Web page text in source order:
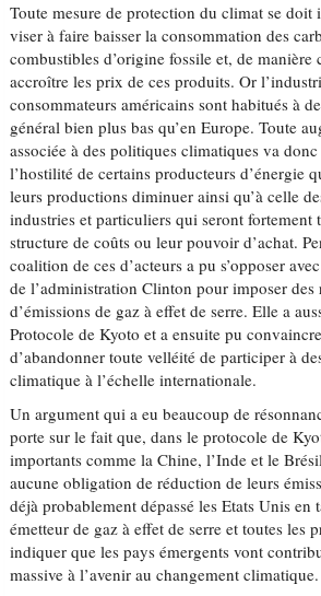
Toute mesure de protection du climat se doit
viser à faire baisser la consommation des
combustibles d’origine fossile et, de manière
accroître les prix de ces produits. Or
consommateurs américains sont habitués à
général bien plus bas qu’en Europe. Toute
associée à des politiques climatiques va
l’hostilité de certains producteurs d’énergie
leurs productions diminuer ainsi qu’à celle
industries et particuliers qui seront fortement
structure de coûts ou leur pouvoir d’achat.
coalition de ces d’acteurs a pu s’opposer
de l’administration Clinton pour imposer des
d’émissions de gaz à effet de serre. Elle a
Protocole de Kyoto et a ensuite pu
d’abandonner toute velléité de participer à
climatique à l’échelle internationale.
Un argument qui a eu beaucoup de
porte sur le fait que, dans le protocole de
importants comme la Chine, l’Inde et le
aucune obligation de réduction de leurs
déjà probablement dépassé les Etats Unis
émetteur de gaz à effet de serre et toutes les
indiquer que les pays émergents vont
massive à l’avenir au changement climatique.